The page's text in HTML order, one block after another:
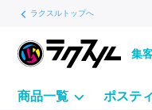
ラクスルトップへ
集
商品一覧 ポステ